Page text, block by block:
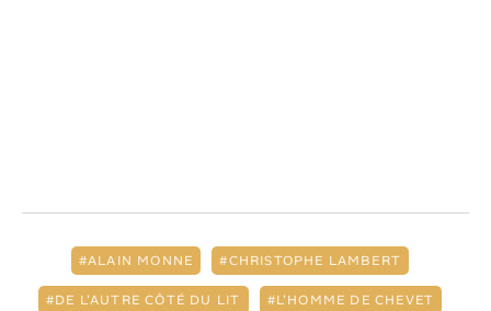
ALAIN MONNE CHRISTOPHE LAMBERT
DE L'AUTRE CÔTÉ DU LIT L'HOMME DE CHEVET